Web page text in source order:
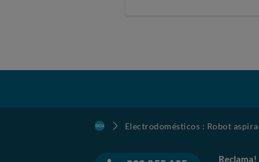
Electrodomésticos : Robot
Reclama!